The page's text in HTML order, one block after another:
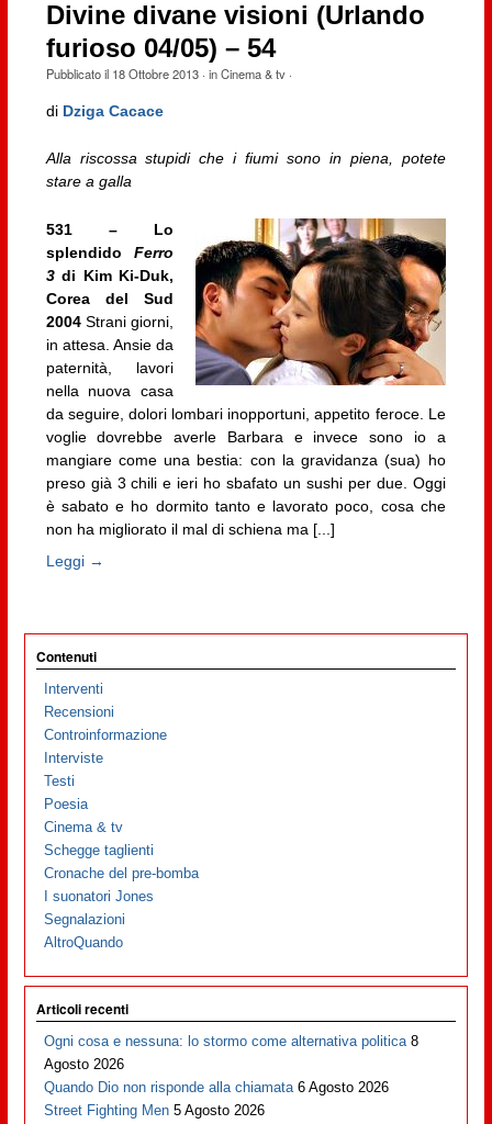
Divine divane visioni (Urlando
furioso 04/05) – 54
Pubblicato il 18 Ottobre 2013· inCinema & tv·
di Dziga Cacace
Alla riscossa stupidi che i fiumi sono in piena, potete
stare a galla
531 – Lo
splendidoFerro
3di Kim Ki-Duk,
Corea del Sud
2004Strani giorni,
in attesa. Ansie da
paternità, lavori
nella nuova casa
da seguire, dolori lombari inopportuni, appetito feroce. Le
voglie dovrebbe averle Barbara e invece sono io a
mangiare come una bestia: con la gravidanza (sua) ho
preso già 3 chili e ieri ho sbafato un sushi per due. Oggi
è sabato e ho dormito tanto e lavorato poco, cosa che
non ha migliorato il mal di schiena ma [...]
Leggi →
Contenuti
Interventi
Recensioni
Controinformazione
Interviste
Testi
Poesia
Cinema & tv
Schegge taglienti
Cronache del pre-bomba
I suonatori Jones
Segnalazioni
AltroQuando
Articoli recenti
Ogni cosa e nessuna: lo stormo come alternativa politica 8
Agosto 2026
Quando Dio non risponde alla chiamata 6 Agosto 2026
Street Fighting Men 5 Agosto 2026